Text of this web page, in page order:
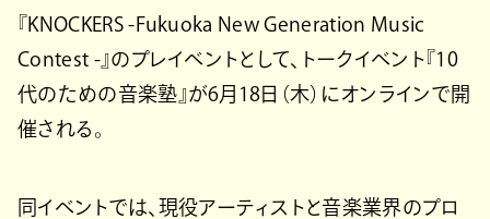
『KNOCKERS -Fukuoka New Generation Music
Contest -』のプレイベントとして、トークイベント『10
代のための音楽塾』が6月18日（木）にオンラインで開
催される。
同イベントでは、現役アーティストと音楽業界のプロ